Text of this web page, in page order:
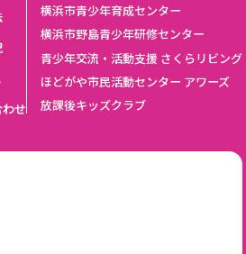
せ
横浜市青少年育成センター
横浜市野島青少年研修センター
青少年交流・活動支援 さくらリビング
ほどがや市民活動センター アワーズ
放課後キッズクラブ